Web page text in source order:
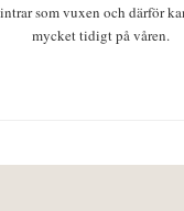
som vuxen och därför
mycket tidigt på våren.